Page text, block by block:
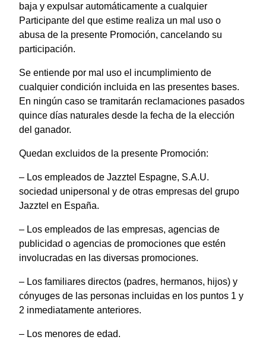
baja y expulsar automáticamente a cualquier
Participante del que estime realiza un mal uso o
abusa de la presente Promoción, cancelando su
participación.
Se entiende por mal uso el incumplimiento de
cualquier condición incluida en las presentes bases.
En ningún caso se tramitarán reclamaciones pasados
quince días naturales desde la fecha de la elección
del ganador.
Quedan excluidos de la presente Promoción:
– Los empleados de Jazztel Espagne, S.A.U.
sociedad unipersonal y de otras empresas del grupo
Jazztel en España.
– Los empleados de las empresas, agencias de
publicidad o agencias de promociones que estén
involucradas en las diversas promociones.
– Los familiares directos (padres, hermanos, hijos) y
cónyuges de las personas incluidas en los puntos 1 y
2 inmediatamente anteriores.
– Los menores de edad.